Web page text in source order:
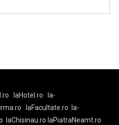
laHotel.ro
la-
laFacultate.ro
la-
laChisinau.ro laPiatraNeamt.ro